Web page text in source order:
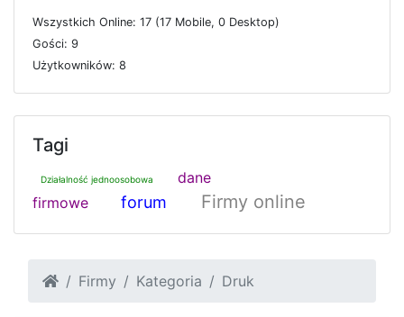
Wszystkich Online: 17 (17 Mobile, 0 Desktop)
Gości: 9
Użytkowników: 8
Tagi
Działalność jednoosobowa
dane
firmowe
forum Firmy online
Firmy Kategoria Druk